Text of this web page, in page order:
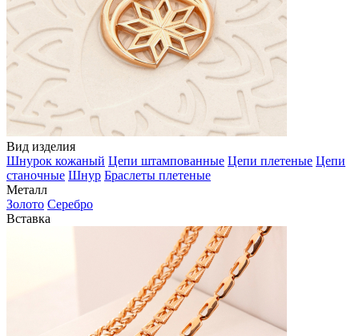
Вид изделия
Шнурок кожаный Цепи штампованные Цепи плетеные Цепи
станочные Шнур Браслеты плетеные
Металл
Золото Серебро
Вставка